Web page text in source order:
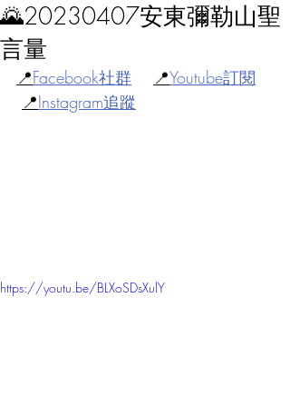
🌄20230407安東彌勒山聖
言量
📍Facebook社群 📍Youtube訂閱
📍Instagram追蹤
https://youtu.be/BLXoSDsXulY